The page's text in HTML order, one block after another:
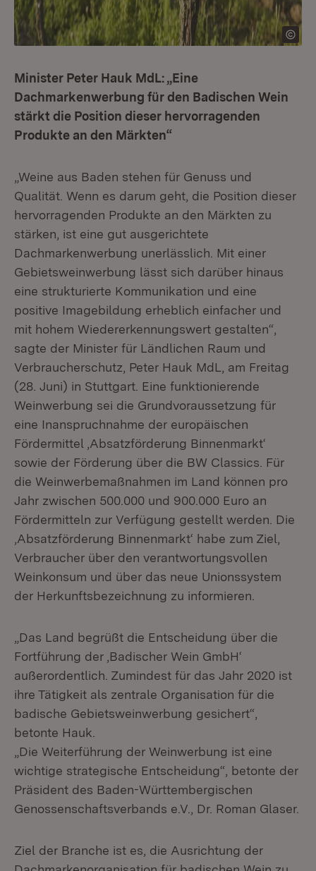
Minister Peter Hauk MdL: „Eine
Dachmarkenwerbung für den Badischen Wein
stärkt die Position dieser hervorragenden
Produkte an den Märkten“
„Weine aus Baden stehen für Genuss und
Qualität. Wenn es darum geht, die Position dieser
hervorragenden Produkte an den Märkten zu
stärken, ist eine gut ausgerichtete
Dachmarkenwerbung unerlässlich. Mit einer
Gebietsweinwerbung lässt sich darüber hinaus
eine strukturierte Kommunikation und eine
positive Imagebildung erheblich einfacher und
mit hohem Wiedererkennungswert gestalten“,
sagte der Minister für Ländlichen Raum und
Verbraucherschutz, Peter Hauk MdL, am Freitag
(28. Juni) in Stuttgart. Eine funktionierende
Weinwerbung sei die Grundvoraussetzung für
eine Inanspruchnahme der europäischen
Fördermittel ‚Absatzförderung Binnenmarkt‘
sowie der Förderung über die BW Classics. Für
die Weinwerbemaßnahmen im Land können pro
Jahr zwischen 500.000 und 900.000 Euro an
Fördermitteln zur Verfügung gestellt werden. Die
‚Absatzförderung Binnenmarkt‘ habe zum Ziel,
Verbraucher über den verantwortungsvollen
Weinkonsum und über das neue Unionssystem
der Herkunftsbezeichnung zu informieren.
„Das Land begrüßt die Entscheidung über die
Fortführung der ‚Badischer Wein GmbH‘
außerordentlich. Zumindest für das Jahr 2020 ist
ihre Tätigkeit als zentrale Organisation für die
badische Gebietsweinwerbung gesichert“,
betonte Hauk.
„Die Weiterführung der Weinwerbung ist eine
wichtige strategische Entscheidung“, betonte der
Präsident des Baden-Württembergischen
Genossenschaftsverbands e.V., Dr. Roman Glaser.
Ziel der Branche ist es, die Ausrichtung der